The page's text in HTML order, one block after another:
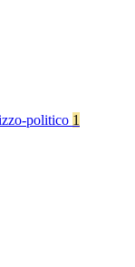
politico 1